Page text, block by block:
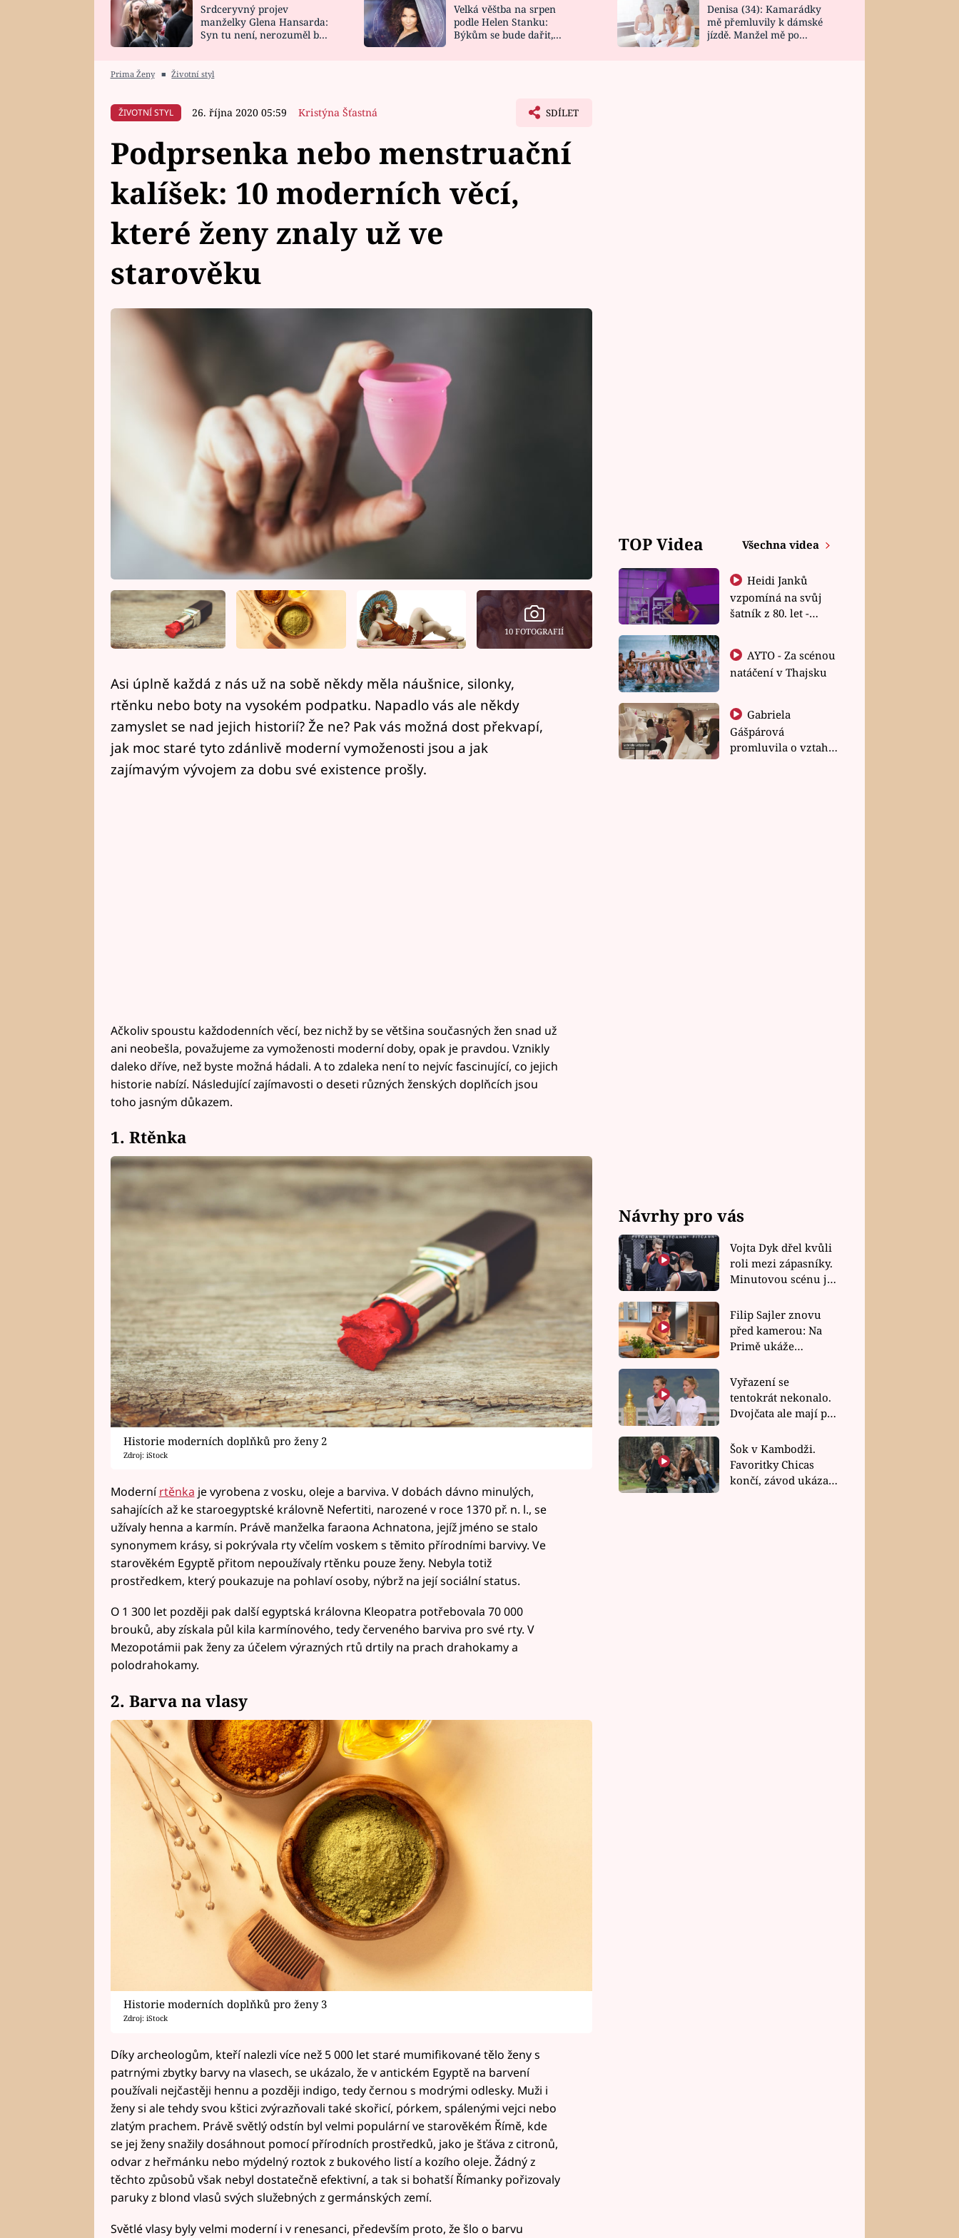
HOROSKOP NA
CELEBRITY
VAŘENÍ
NOVINKY
VIDEORECEPTY
DESIGN
Srdceryvný projev
manželky Glena Hansarda:
Syn tu není, nerozuměl by
Velká věštba na srpen
podle Helen Stanku:
Býkům se bude dařit,
Denisa (34): Kamarádky
mě přemluvily k dámské
jízdě. Manžel mě po
Prima Ženy ■ Životní styl
ŽIVOTNÍ STYL 26. října 2020 05:59 Kristýna Šťastná SDÍLET
Podprsenka nebo menstruační
kalíšek: 10 moderních věcí,
které ženy znaly už ve
starověku
10 FOTOGRAFIÍ
Asi úplně každá z nás už na sobě někdy měla náušnice, silonky,
rtěnku nebo boty na vysokém podpatku. Napadlo vás ale někdy
zamyslet se nad jejich historií? Že ne? Pak vás možná dost překvapí,
jak moc staré tyto zdánlivě moderní vymoženosti jsou a jak
zajímavým vývojem za dobu své existence prošly.
Ačkoliv spoustu každodenních věcí, bez nichž by se většina současných žen snad už
ani neobešla, považujeme za vymoženosti moderní doby, opak je pravdou. Vznikly
daleko dříve, než byste možná hádali. A to zdaleka není to nejvíc fascinující, co jejich
historie nabízí. Následující zajímavosti o deseti různých ženských doplňcích jsou
toho jasným důkazem.
1. Rtěnka
Historie moderních doplňků pro ženy 2
Zdroj: iStock
Modernírtěnka je vyrobena z vosku, oleje a barviva. V dobách dávno minulých,
sahajících až ke staroegyptské královně Nefertiti, narozené v roce 1370 př. n. l., se
užívaly henna a karmín. Právě manželka faraona Achnatona, jejíž jméno se stalo
synonymem krásy, si pokrývala rty včelím voskem s těmito přírodními barvivy. Ve
starověkém Egyptě přitom nepoužívaly rtěnku pouze ženy. Nebyla totiž
prostředkem, který poukazuje na pohlaví osoby, nýbrž na její sociální status.
O 1 300 let později pak další egyptská královna Kleopatra potřebovala 70 000
brouků, aby získala půl kila karmínového, tedy červeného barviva pro své rty. V
Mezopotámii pak ženy za účelem výrazných rtů drtily na prach drahokamy a
polodrahokamy.
2. Barva na vlasy
Historie moderních doplňků pro ženy 3
Zdroj: iStock
Díky archeologům, kteří nalezli více než 5 000 let staré mumifikované tělo ženy s
patrnými zbytky barvy na vlasech, se ukázalo, že v antickém Egyptě na barvení
používali nejčastěji hennu a později indigo, tedy černou s modrými odlesky. Muži i
ženy si ale tehdy svou kštici zvýrazňovali také skořicí, pórkem, spálenými vejci nebo
zlatým prachem. Právě světlý odstín byl velmi populární ve starověkém Římě, kde
se jej ženy snažily dosáhnout pomocí přírodních prostředků, jako je šťáva z citronů,
odvar z heřmánku nebo mýdelný roztok z bukového listí a kozího oleje. Žádný z
těchto způsobů však nebyl dostatečně efektivní, a tak si bohatší Římanky pořizovaly
paruky z blond vlasů svých služebných z germánských zemí.
Světlé vlasy byly velmi moderní i v renesanci, především proto, že šlo o barvu
TOP Videa Všechna videa
Heidi Janků
vzpomíná na svůj
šatník z 80. let -
natáčení v Thajsku
Gabriela
Gášpárová
promluvila o vztahu
Návrhy pro vás
Vojta Dyk dřel kvůli
roli mezi zápasníky.
Minutovou scénu jel
Filip Sajler znovu
před kamerou: Na
Primě ukáže
rychlé recepty
Vyřazení se
tentokrát nekonalo.
Dvojčata ale mají po
závodu nůž na krku
Šok v Kambodži.
Favoritky Chicas
končí, závod ukázal